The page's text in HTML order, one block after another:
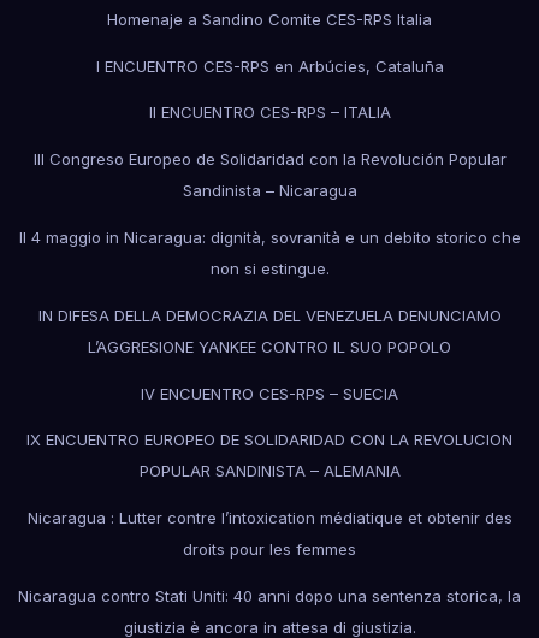
Homenaje a Sandino Comite CES-RPS Italia
I ENCUENTRO CES-RPS en Arbúcies, Cataluña
II ENCUENTRO CES-RPS – ITALIA
III Congreso Europeo de Solidaridad con la Revolución Popular
Sandinista – Nicaragua
Il 4 maggio in Nicaragua: dignità, sovranità e un debito storico che
non si estingue.
IN DIFESA DELLA DEMOCRAZIA DEL VENEZUELA DENUNCIAMO
L’AGGRESIONE YANKEE CONTRO IL SUO POPOLO
IV ENCUENTRO CES-RPS – SUECIA
IX ENCUENTRO EUROPEO DE SOLIDARIDAD CON LA REVOLUCION
POPULAR SANDINISTA – ALEMANIA
Nicaragua : Lutter contre l’intoxication médiatique et obtenir des
droits pour les femmes
Nicaragua contro Stati Uniti: 40 anni dopo una sentenza storica, la
giustizia è ancora in attesa di giustizia.